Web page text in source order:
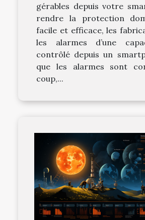
gérables depuis votre
rendre la protection
facile et efficace, les
les alarmes d’une
contrôlé depuis un
que les alarmes sont
coup,...